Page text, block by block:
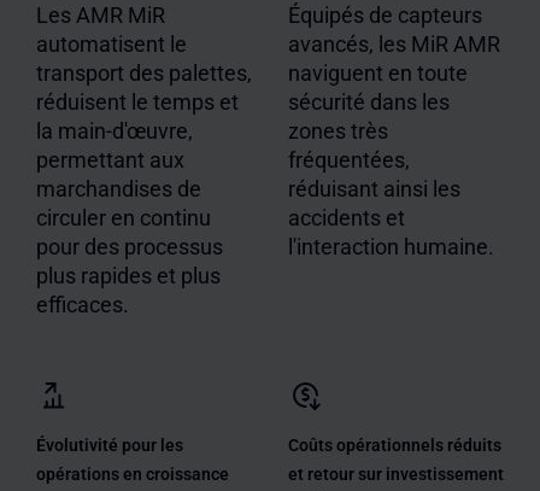
Les AMR MiR
automatisent le
transport des palettes,
réduisent le temps et
la main-d'œuvre,
permettant aux
marchandises de
circuler en continu
pour des processus
plus rapides et plus
efficaces.
Équipés de capteurs
avancés, les MiR AMR
naviguent en toute
sécurité dans les
zones très
fréquentées,
réduisant ainsi les
accidents et
l'interaction humaine.
Évolutivité pour les
opérations en croissance
Coûts opérationnels réduits
et retour sur investissement